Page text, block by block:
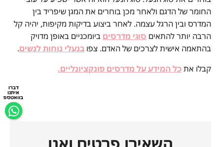
דברו
איתנו
בוואטספ
החומר של הדגם ולאחר מכן בוחרים את המגן שיפריד בין
המדרס ובין הרגל עצמה. לאחר ביצוע בדיקות מקיפות, יהיה קל
הרבה יותר להתאים סוגי מדרסים ביומכניים באופן מדויק
בהתאמה אישית לצרכים של האדם. צפו בנעלי נוחות לנשים.
קבלו אתכל המידע על מדרסים פונקציונליים.